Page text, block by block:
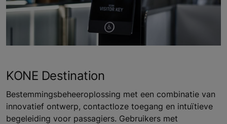
KONE Destination
Bestemmingsbeheeroplossing met een combinatie van
innovatief ontwerp, contactloze toegang en intuïtieve
begeleiding voor passagiers. Gebruikers met